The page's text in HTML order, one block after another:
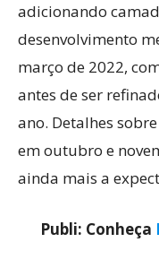
adicionando
desenvolvimento
março de 2022,
antes de ser
ano. Detalhes
em outubro e
ainda mais a
Publi: Conheça